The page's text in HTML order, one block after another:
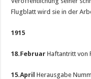
Flugblatt wird sie in der
1915
18.Februar Haftantritt von
15.AprilHerausgabe